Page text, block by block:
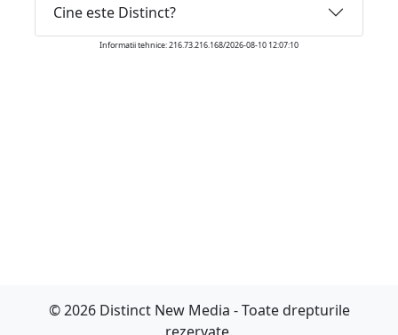
Cine este Distinct?
Informatii tehnice: 216.73.216.168/2026-08-10 12:07:10
© 2026 Distinct New Media - Toate drepturile